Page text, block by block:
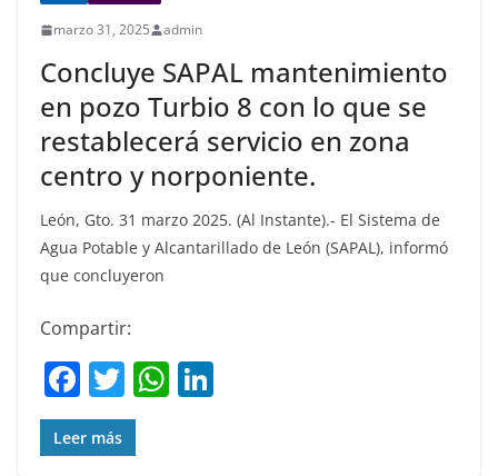
marzo 31, 2025 admin
Concluye SAPAL mantenimiento
en pozo Turbio 8 con lo que se
restablecerá servicio en zona
centro y norponiente.
León, Gto. 31 marzo 2025. (Al Instante).- El Sistema de
Agua Potable y Alcantarillado de León (SAPAL), informó
que concluyeron
Compartir:
F
a
c
T
w
itt
W
Leer más